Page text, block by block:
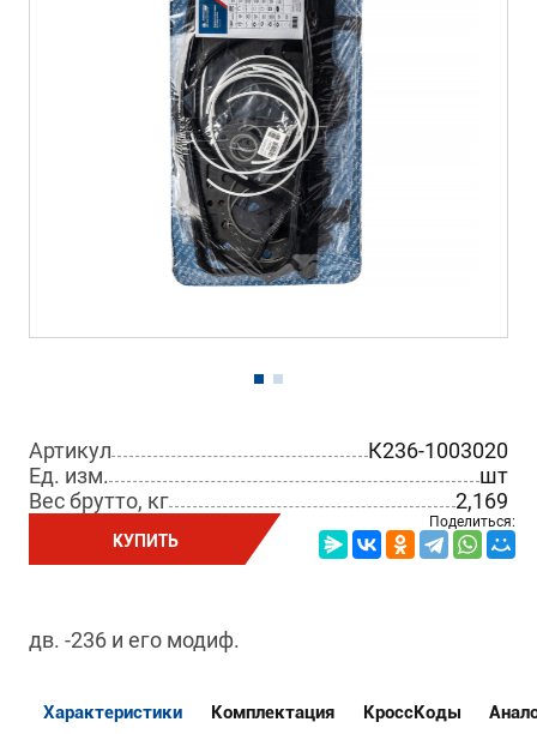
Артикул
К236-1003020
Ед. изм.
шт
Вес брутто, кг
2,169
КУПИТЬ
Поделиться:
дв. -236 и его модиф.
Характеристики Комплектация КроссКоды